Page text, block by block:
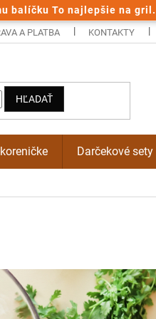
balíčku To najlepšie na gril.
A PLATBA KONTAKTY
HĽADAŤ
Darčekové sety